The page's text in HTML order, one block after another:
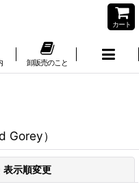
カート
卸販売のこと
Gorey）
表示順変更